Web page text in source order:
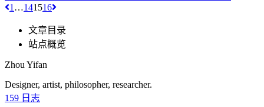
1 …141516
文章目录
站点概览
Zhou Yifan
Designer, artist, philosopher, researcher.
159 日志